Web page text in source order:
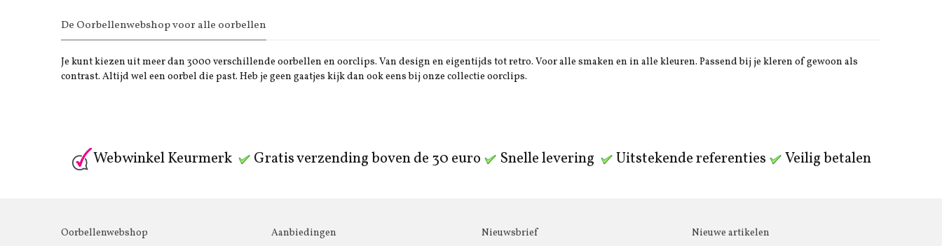
De Oorbellenwebshop voor alle oorbellen
Je kunt kiezen uit meer dan 3000 verschillende oorbellen en oorclips. Van design en eigentijds tot retro. Voor alle smaken en in alle kleuren. Passend bij je kleren of gewoon als
contrast. Altijd wel een oorbel die past. Heb je geen gaatjes kijk dan ook eens bij onze collectie oorclips.
Webwinkel Keurmerk Gratis verzending boven de 30 euro Snelle levering Uitstekende referenties Veilig betalen
Oorbellenwebshop Aanbiedingen Nieuwsbrief Nieuwe artikelen